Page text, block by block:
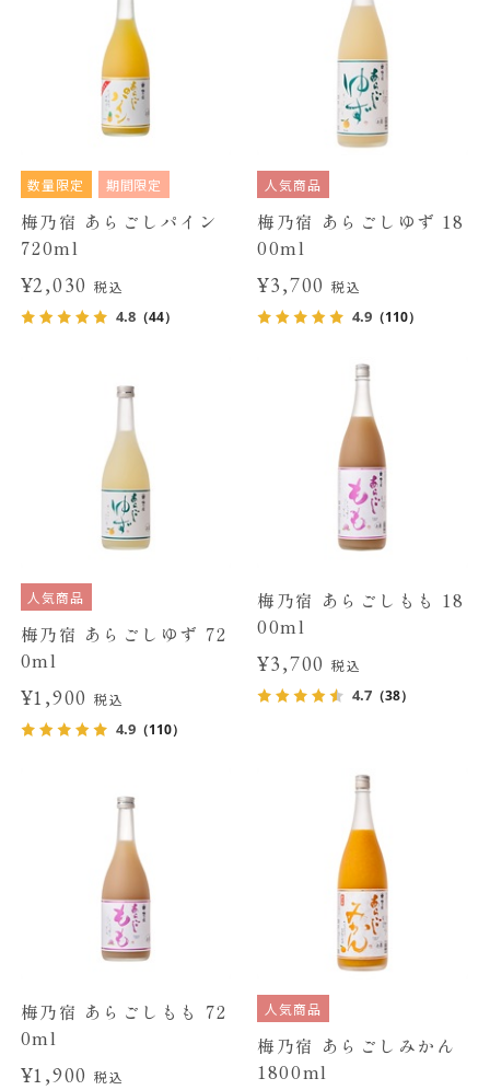
数量限定 期間限定
梅乃宿 あらごしパイン
720ml
¥2,030税込
4.8（44）
人気商品
梅乃宿 あらごしゆず 18
00ml
¥3,700 税込
4.9 （110）
人気商品
梅乃宿 あらごしゆず 72
0ml
¥1,900税込
4.9（110）
梅乃宿 あらごしもも 18
00ml
¥3,700 税込
4.7 （38）
梅乃宿 あらごしもも 72
0ml
¥1,900税込
人気商品
梅乃宿 あらごしみかん
1800ml